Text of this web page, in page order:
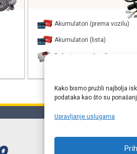
Kako bismo pružili najbolja
podataka kao što su
Upravljanje uslugama
Akumulatori (prema vozilu)
Akumulatori (lista)
Balast xenon žarulje
Online webshop
proizvođača